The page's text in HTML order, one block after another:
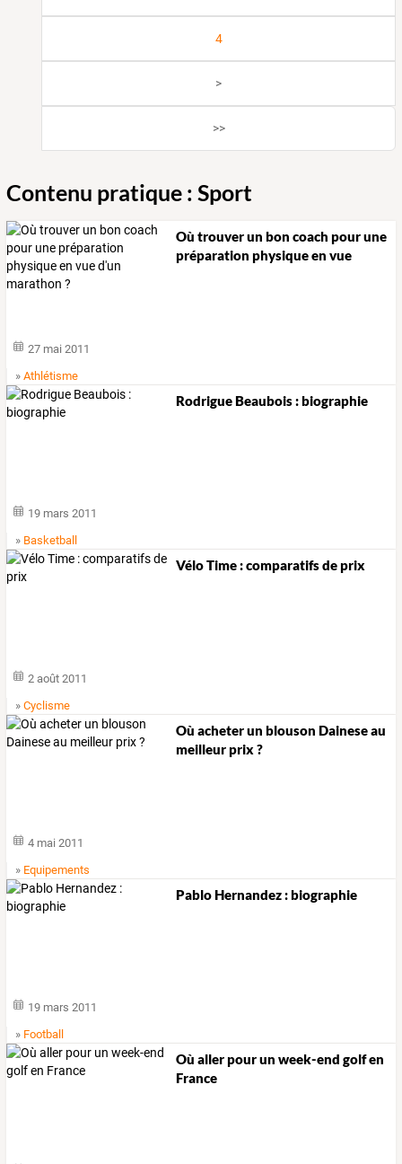
4
>
>>
Contenu pratique : Sport
Où trouverun bon coach pourune
préparation physiqueen vue
27 mai 2011
»Athlétisme
Rodrigue Beaubois : biographie
19 mars 2011
» Basketball
Vélo Time : comparatifs de prix
2 août 2011
»Cyclisme
Où acheter un blouson Dainese au
meilleur prix ?
4 mai 2011
» Equipements
Pablo Hernandez : biographie
19 mars 2011
» Football
Où aller pour un week-end golf en
France